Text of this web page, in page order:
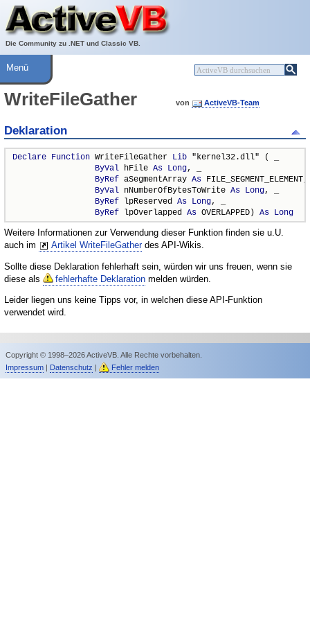
Die Community zu .NET und Classic VB.
Über ActiveVB
Hilfe
Menü
WriteFileGather von ActiveVB-Team
Deklaration
Declare Function WriteFileGather Lib "kernel32.dll" ( _
ByVal hFile As Long, _
ByRef aSegmentArray As
ByVal nNumberOfBytesToWrite As Long, _
ByRef lpReserved As Long, _
ByRef lpOverlapped As OVERLAPPED) As Long
Weitere Informationen zur Verwendung dieser Funktion finden sie u.U.
auch im
Artikel WriteFileGatherdes API-Wikis.
Sollte diese Deklaration fehlerhaft sein, würden wir uns freuen, wenn sie
diese als
fehlerhafte Deklaration melden würden.
Leider liegen uns keine Tipps vor, in welchen diese API-Funktion
verwendet wird.
Copyright © 1998–2026 ActiveVB. Alle Rechte vorbehalten.
Impressum| Datenschutz | Fehler melden